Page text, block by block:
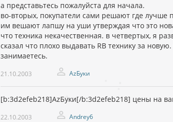
а представьтесь пожалуйста для начала.
во-вторых, покупатели сами решают где лучше
им вешают лапшу на уши утверждая что это
что техника некачественная. в четвертых, я
сказал что плохо выдавать RB технику за
занимаетесь.
21.10.2003 AzБуки
[b:3d2efeb218]AzБуки[/b:3d2efeb218] цены на
22.10.2003 Andrey6